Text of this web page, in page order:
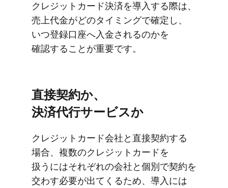
クレジットカード決済を​導入する​際は、​
売上代金が​どの​タイミングで​確定し、​
いつ登録口座へ​入金されるのかを​
確認する​ことが​重要です。
直接契約か、​
決済代行サービスか
クレジットカード会社と​直接契約する​
場合、​複数の​クレジットカードを​
扱うには​それぞれの​会社と​個別で​契約を​
交わす必要が​出てくる​ため、​導入には​